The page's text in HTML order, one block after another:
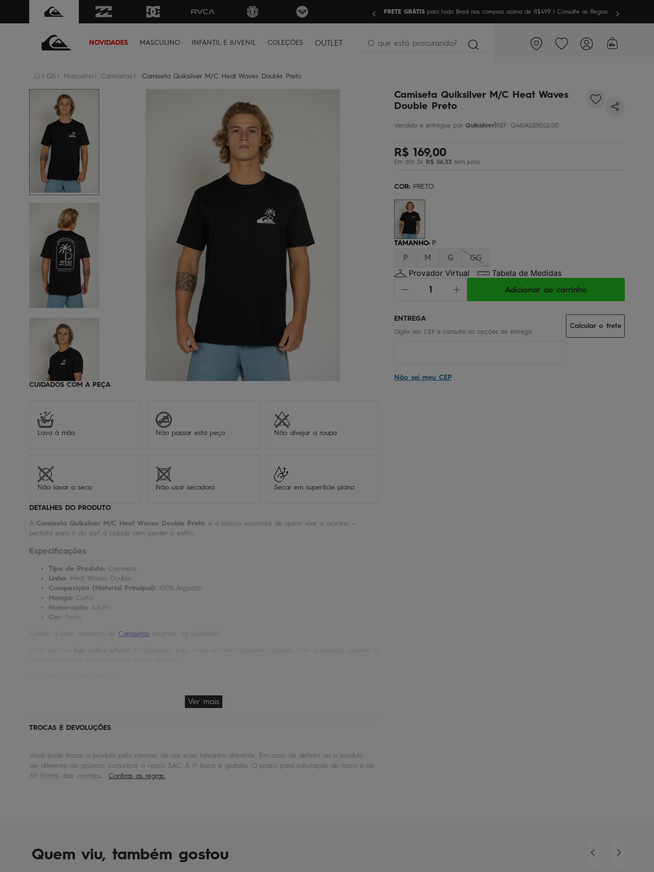
FRETE GRÁTIS para todo Brasil nas compras acima de R$499 | Consulte as Regras Sua primeira vez aqui? Garanta10% OFFem sua 1ª compra
NOVIDADES MASCULINO INFANTIL E JUVENIL COLEÇÕES OUTLET
O que está procurando?
QS Masculino Camisetas Camiseta Quiksilver M/C Heat Waves Double Preto
CUIDADOS COM A PEÇA
Lava à mão Não passar esta peça Não alvejar a roupa
Não lavar a seco Não usar secadora Secar em superfície plana
DETALHES DO PRODUTO
A Camiseta Quiksilver M/C Heat Waves Double Preto é o básico essencial de quem vive o oceano —
perfeita para ir do surf à cidade sem perder o estilo.
Especificações
Tipo de Produto: Camiseta
Linha: Heat Waves Double
Composição (Material Principal): 100% Algodão
Manga: Curta
Numeração: Adulto
Cor: Preto
Camisetas
Ver mais
TROCAS E DEVOLUÇÕES
Você pode trocar o produto pelo mesmo, de cor e/ou tamanho diferente. Em caso de defeito ou o produto
ser diferente do anúncio, comunicar o nosso SAC. A 1ª troca é gratuita. O prazo para solicitação de troca é de
30 (trinta) dias corridos... Confiras as regras.
Camiseta Quiksilver M/C Heat Waves
Double Preto
Quiksilver|REF: Q461A0350.02.00
R$ 169,00
Em até 3x R$ 56,33sem juros
COR: PRETO
TAMANHO: P
P M G GG
Provador Virtual Tabela de Medidas
Adicionar ao carrinho
Não sei meu CEP
Calcular o frete
Quem viu, também gostou
3º camiseta
4º regata
5º bermuda
óculos
7º jaqueta
chinelo